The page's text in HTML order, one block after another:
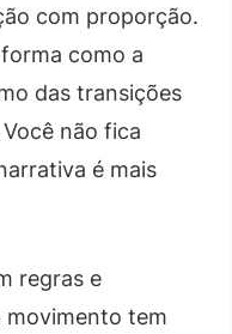
com proporção.
como a
das transições
não fica
é mais
regras e
movimento tem